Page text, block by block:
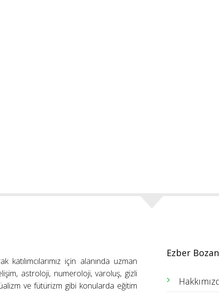
için alanında uzman
astroloji, numeroloji, varoluş, gizli
ve fütürizm gibi konularda eğitim
Ezber